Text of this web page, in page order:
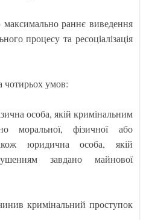
раннє виведення
процесу та ресоціалізація
чотирьох умов:
особа, якій кримінальним
моральної, фізичної або
юридична особа, якій
завдано майнової
кримінальний проступок